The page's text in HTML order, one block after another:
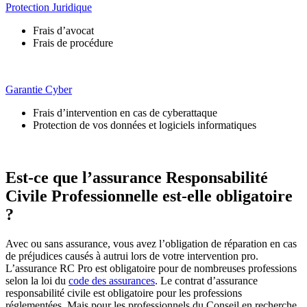
Protection Juridique
Frais d’avocat
Frais de procédure
Garantie Cyber
Frais d’intervention en cas de cyberattaque
Protection de vos données et logiciels informatiques
Est-ce que l’assurance Responsabilité
Civile Professionnelle est-elle obligatoire
?
Avec ou sans assurance, vous avez l’obligation de réparation en cas
de préjudices causés à autrui lors de votre intervention pro.
L’assurance RC Pro est obligatoire pour de nombreuses professions
selon la loi du code des assurances. Le contrat d’assurance
responsabilité civile est obligatoire pour les professions